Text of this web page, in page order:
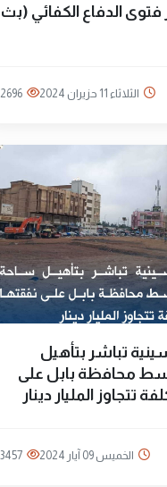
الدفاع الكفائي (بث
الثلاثاء 11 حزيران 2024 2696
تباشر بتأهيل
محافظة بابل على
تتجاوز المليار دينار
الخميس 09 آيار 2024 3457